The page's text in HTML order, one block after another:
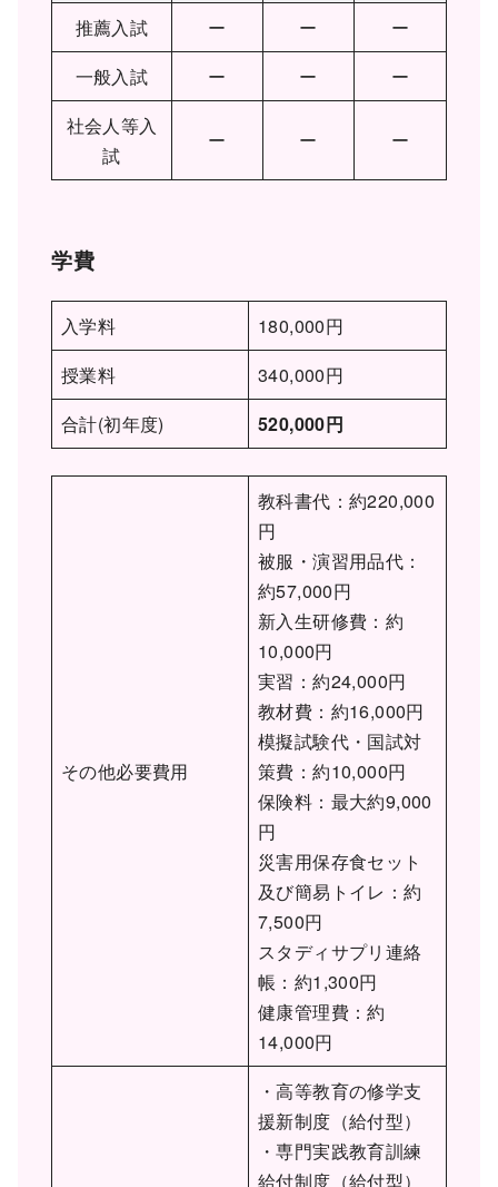
推薦入試
ー ー
ー
一般入試
ー ー
ー
社会人等入
試
ー ー ー
学費
入学料
180,000円
授業料
340,000円
合計(初年度)
520,000円
その他必要費用
教科書代：約220,000
円
被服・演習用品代：
約57,000円
新入生研修費：約
10,000円
実習：約24,000円
教材費：約16,000円
模擬試験代・国試対
策費：約10,000円
保険料：最大約9,000
円
災害用保存食セット
及び簡易トイレ：約
7,500円
スタディサプリ連絡
帳：約1,300円
健康管理費：約
14,000円
・高等教育の修学支
援新制度（給付型）
・専門実践教育訓練
給付制度（給付型）